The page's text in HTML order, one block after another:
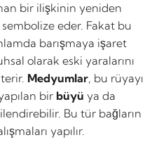
bir ilişkinin yeniden
eder. Fakat bu
barışmaya işaret
olarak eski yaralarını
Medyumlar, bu rüyayı
bir büyü ya da
Bu tür bağların
yapılır.